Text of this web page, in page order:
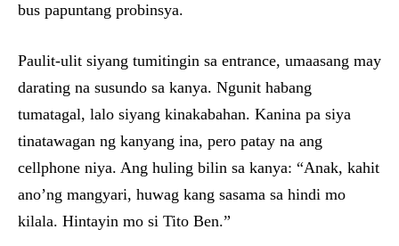
bus papuntang probinsya.
Paulit-ulit siyang tumitingin sa entrance, umaasang may
darating na susundo sa kanya. Ngunit habang
tumatagal, lalo siyang kinakabahan. Kanina pa siya
tinatawagan ng kanyang ina, pero patay na ang
cellphone niya. Ang huling bilin sa kanya: “Anak, kahit
ano’ng mangyari, huwag kang sasama sa hindi mo
kilala. Hintayin mo si Tito Ben.”